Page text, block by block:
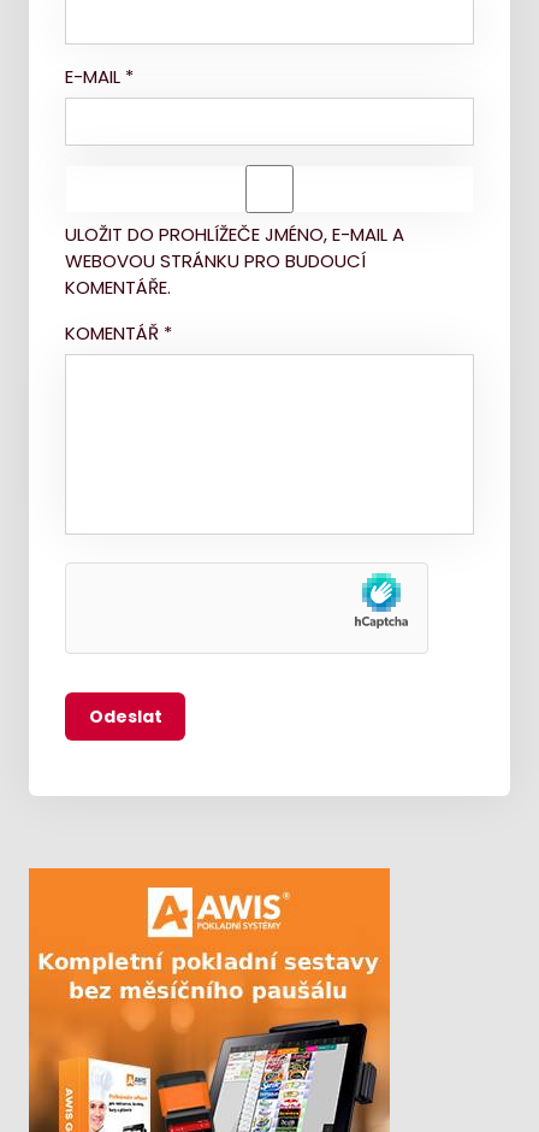
E-MAIL *
ULOŽIT DO PROHLÍŽEČE JMÉNO, E-MAIL A
WEBOVOU STRÁNKU PRO BUDOUCÍ
KOMENTÁŘE.
KOMENTÁŘ *